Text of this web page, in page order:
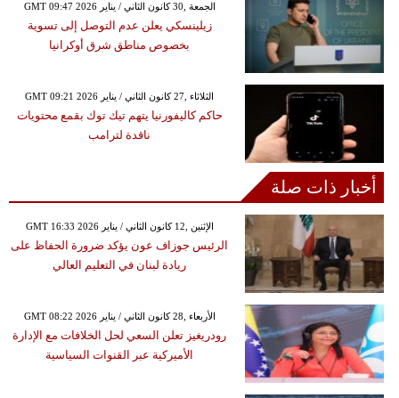
GMT 09:47 2026 الجمعة ,30 كانون الثاني / يناير
زيلينسكي يعلن عدم التوصل إلى تسوية
بخصوص مناطق شرق أوكرانيا
GMT 09:21 2026 الثلاثاء ,27 كانون الثاني / يناير
حاكم كاليفورنيا يتهم تيك توك بقمع محتويات
ناقدة لترامب
أخبار ذات صلة
GMT 16:33 2026 الإثنين ,12 كانون الثاني / يناير
الرئيس جوزاف عون يؤكد ضرورة الحفاظ على
ريادة لبنان في التعليم العالي
GMT 08:22 2026 الأربعاء ,28 كانون الثاني / يناير
رودريغيز تعلن السعي لحل الخلافات مع الإدارة
الأميركية عبر القنوات السياسية